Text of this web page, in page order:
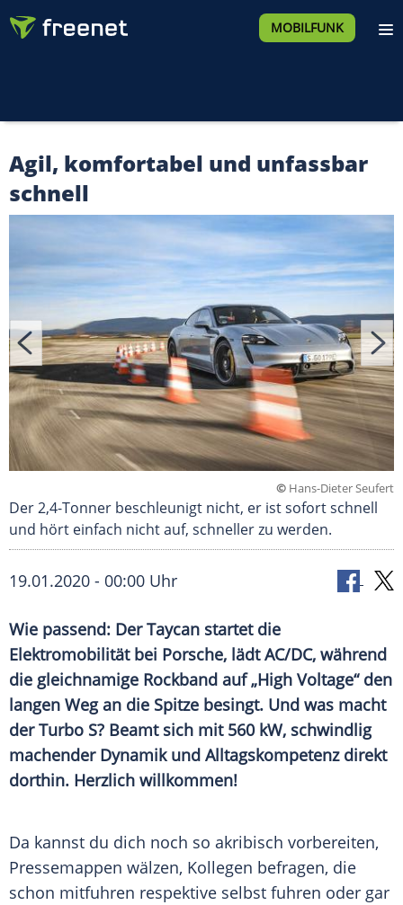
MOBILFUNK
Agil, komfortabel und unfassbar
schnell
© Hans-Dieter Seufert
Der 2,4-Tonner beschleunigt nicht, er ist sofort schnell
und hört einfach nicht auf, schneller zu werden.
19.01.2020 - 00:00 Uhr
Wie passend: Der Taycan startet die
Elektromobilität bei Porsche, lädt AC/DC, während
die gleichnamige Rockband auf „High Voltage“ den
langen Weg an die Spitze besingt. Und was macht
der Turbo S? Beamt sich mit 560 kW, schwindlig
machender Dynamik und Alltagskompetenz direkt
dorthin. Herzlich willkommen!
Da kannst du dich noch so akribisch vorbereiten,
Pressemappen wälzen, Kollegen befragen, die
schon mitfuhren respektive selbst fuhren oder gar